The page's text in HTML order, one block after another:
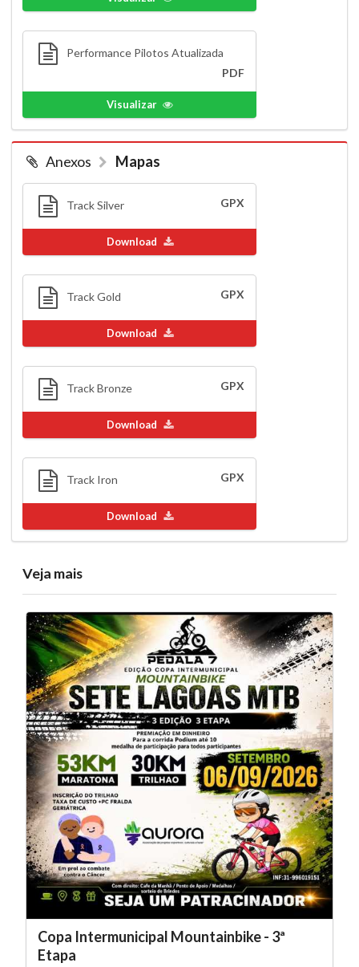
Performance Pilotos Atualizada
PDF
Visualizar
Anexos Mapas
Track Silver GPX
Download
Track Gold GPX
Download
Track Bronze GPX
Download
Track Iron GPX
Download
Veja mais
Copa Intermunicipal Mountainbike - 3ª
Etapa